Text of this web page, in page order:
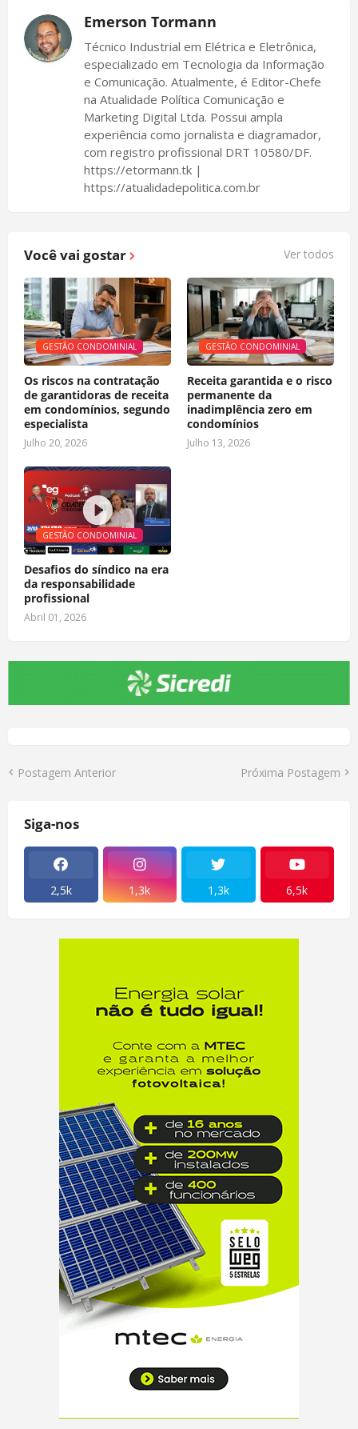
Emerson Tormann
Técnico Industrial em Elétrica e Eletrônica,
especializado em Tecnologia da Informação
e Comunicação. Atualmente, é Editor-Chefe
na Atualidade Política Comunicação e
Marketing Digital Ltda. Possui ampla
experiência como jornalista e diagramador,
com registro profissional DRT 10580/DF.
https://etormann.tk |
https://atualidadepolitica.com.br
Você vai gostar Ver todos
GESTÃO CONDOMINIAL
Os riscos na contratação
de garantidoras de receita
em condomínios, segundo
especialista
Julho 20, 2026
GESTÃO CONDOMINIAL
Receita garantida e o risco
permanente da
inadimplência zero em
condomínios
Julho 13, 2026
GESTÃO CONDOMINIAL
Desafios do síndico na era
da responsabilidade
profissional
Abril 01, 2026
Postagem Anterior Próxima Postagem
Siga-nos
2,5k 1,3k 1,3k 6,5k